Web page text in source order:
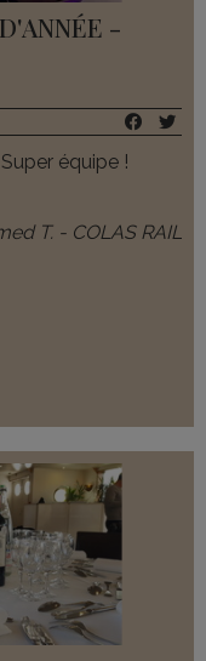
-
équipe !
T. - COLAS RAIL